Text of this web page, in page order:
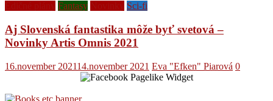
Fantasy Sci-fi
Aj Slovenská fantastika môže byť svetová –
Novinky Artis Omnis 2021
16.november 202114.november 2021 Eva "Efken" Piarová 0